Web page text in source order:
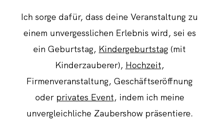
Ich sorge dafür, dass deine Veranstaltung zu
einem unvergesslichen Erlebnis wird, sei es
ein Geburtstag, Kindergeburtstag (mit
Kinderzauberer), Hochzeit,
Firmenveranstaltung, Geschäftseröffnung
oder privates Event, indem ich meine
unvergleichliche Zaubershow präsentiere.